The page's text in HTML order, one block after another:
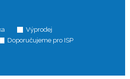
Výprodej
Doporučujeme pro ISP